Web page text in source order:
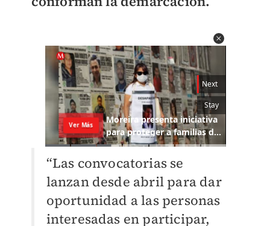
“Las convocatorias se
lanzan desde abril para dar
oportunidad a las personas
interesadas en participar,